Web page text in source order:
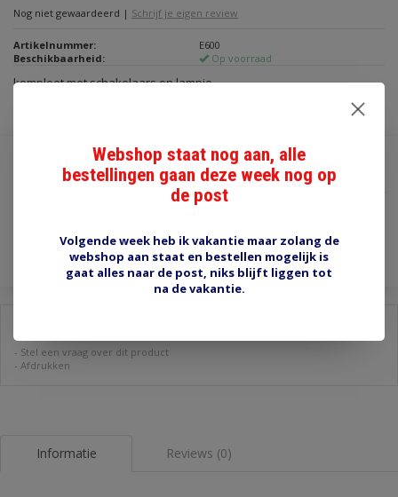
Nog niet gewaardeerd | Schrijf je eigen review
Artikelnummer:
E600
Beschikbaarheid:
Op voorraad
kompleet met schakelaars en lampje
€23,95
- Stel een vraag over dit product
- Afdrukken
Informatie Reviews (0)
Webshop staat nog aan, alle
bestellingen gaan deze week nog op
de post
Volgende week heb ik vakantie maar zolang de
webshop aan staat en bestellen mogelijk is
gaat alles naar de post, niks blijft liggen tot
na de vakantie.